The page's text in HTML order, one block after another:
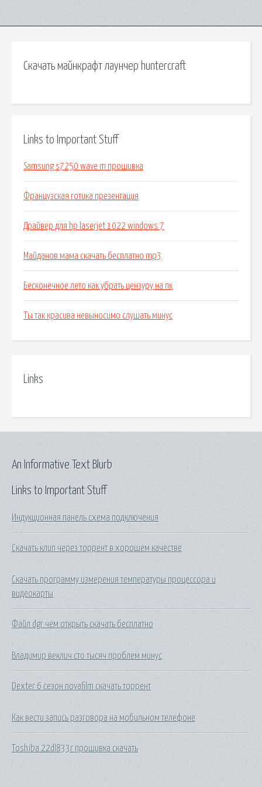
Скачать майнкрафт лаунчер huntercraft
Links to Important Stuff
Samsung s7250 wave m прошивка
Французская готика презентация
Драйвер для hp laserjet 1022 windows 7
Майданов мама скачать бесплатно mp3
Бесконечное лето как убрать цензуру на пк
Ты так красива невыносимо слушать минус
Links
Links to Important Stuff
Индукционная панель схема подключения
Скачать клип через торрент в хорошем качестве
Скачать программу измерения температуры процессора и
видеокарты
Файл dgr чем открыть скачать бесплатно
Владимир веклич сто тысяч проблем минус
Dexter 6 сезон novafilm скачать торрент
Как вести запись разговора на мобильном телефоне
Toshiba 22dl833r прошивка скачать
An Informative Text Blurb